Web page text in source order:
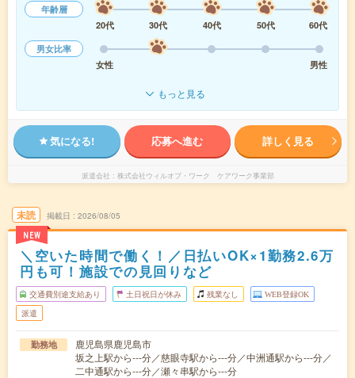
年齢層
20代
30代 40代 50代
60代
男女比率
女性
男性
もっと見る
気になる! 応募へ進む 詳しく見る
派遣会社 株式会社ウィルオブ・ワーク ケアワーク事業部
未読
NEW
掲載日 2026/08/05
＼空いた時間で働く！／日払いOK×1勤務2.6万
円も可！施設での見回りなど
交通費別途支給あり 土日祝日が休み 残業なし WEB登録OK
派遣
勤務地
鹿児島県鹿児島市
坂之上駅から---分／慈眼寺駅から---分／中洲通駅から---分／
二中通駅から---分／瀬々串駅から---分